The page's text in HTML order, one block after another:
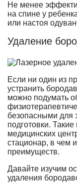
Не менее
на спине у
или настоя
Удаление
Если ни один из
устранить
можно подумать
безопасными для
подготовки.
медицинских
стационар, в чем
преимуществ.
Давайте изучим
удаления